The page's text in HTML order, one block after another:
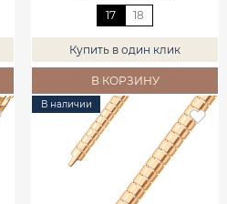
17
18
Купить в один клик
В КОРЗИНУ
В наличии